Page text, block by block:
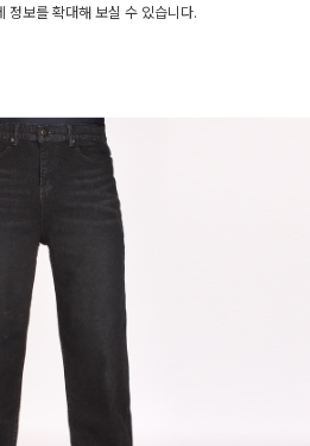
정보를 확대해 보실 수 있습니다.